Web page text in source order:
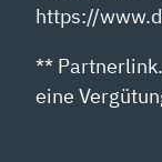
https://
**
eine